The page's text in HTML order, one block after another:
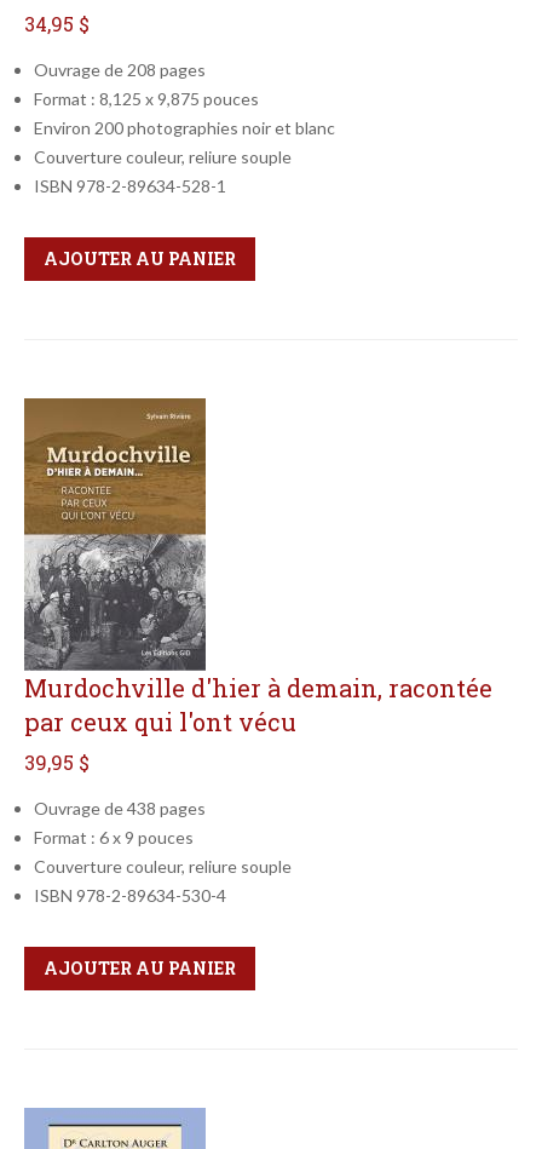
34,95 $
Ouvrage de 208 pages
Format : 8,125 x 9,875 pouces
Environ 200 photographies noir et blanc
Couverture couleur, reliure souple
ISBN 978-2-89634-528-1
Qté
Format
AJOUTER AU PANIER
Murdochville d'hier à demain, racontée
par ceux qui l'ont vécu
39,95 $
Ouvrage de 438 pages
Format : 6 x 9 pouces
Couverture couleur, reliure souple
ISBN 978-2-89634-530-4
Qté
Format
AJOUTER AU PANIER